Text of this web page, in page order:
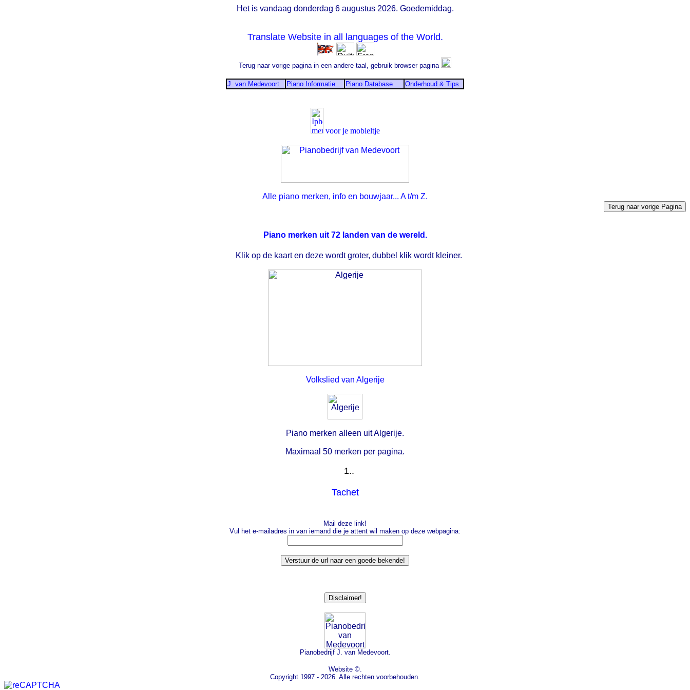
Het is vandaag donderdag 6 augustus 2026. Goedemiddag.
Translate Website in all languages of the World.
Terug naar vorige pagina in een andere taal, gebruik browser pagina
J. van Medevoort Piano Informatie Piano Database Onderhoud & Tips
voor je mobieltje
Alle piano merken, info en bouwjaar... A t/m Z.
Piano merken uit 72 landen van de wereld.
Klik op de kaart en deze wordt groter, dubbel klik wordt kleiner.
Volkslied van Algerije
Piano merken alleen uit Algerije.
Maximaal 50 merken per pagina.
1..
Tachet
Mail deze link!
Vul het e-mailadres in van iemand die je attent wil maken op deze webpagina:
Pianobedrijf J. van Medevoort.
Website ©.
Copyright 1997 - 2026. Alle rechten voorbehouden.